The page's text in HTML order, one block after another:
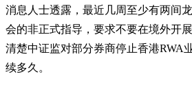
消息人士透露，最近几周至少有两间
会的非正式指导，要求不要在境外开
清楚中证监对部分券商停止香港RWA
续多久。